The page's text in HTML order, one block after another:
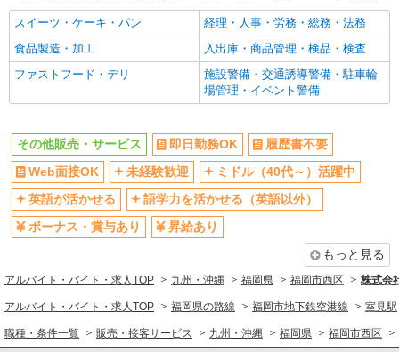
スイーツ・ケーキ・パン
経理・人事・労務・総務・法務
食品製造・加工
入出庫・商品管理・検品・検査
ファストフード・デリ
施設警備・交通誘導警備・駐車輪
場管理・イベント警備
その他販売・サービス 即日勤務OK
履歴書不要
Web面接OK
未経験歓迎
ミドル（40代～）活躍中
英語が活かせる
語学力を活かせる（英語以外）
ボーナス・賞与あり
昇給あり
もっと見る
アルバイト・バイト・求人TOP 九州・沖縄 福岡県 福岡市西区 株式会
アルバイト・バイト・求人TOP 福岡県の路線 福岡市地下鉄空港線 室見駅
職種・条件一覧 販売・接客サービス 九州・沖縄 福岡県 福岡市西区